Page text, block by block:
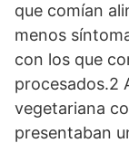
que comían
menos
con los que
procesados.2
vegetariana
presentaban